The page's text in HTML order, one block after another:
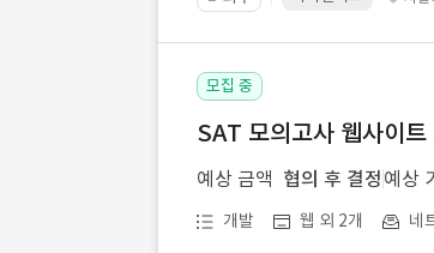
모집 중
SAT 모의고사 웹사이
예상 금액 협의 후 결정 예상
개발 웹 외 2개 네